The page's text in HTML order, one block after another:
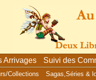
Arrivages Suivi des
Collections Sagas,Séries &